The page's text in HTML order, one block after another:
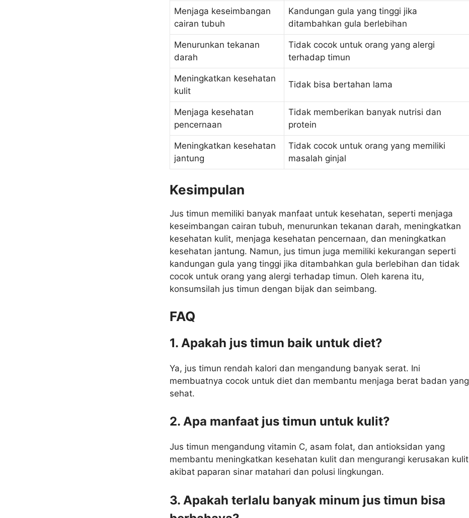
Menjaga keseimbangan
cairan tubuh
Kandungan gula yang tinggi jika
ditambahkan gula berlebihan
Menurunkan tekanan
darah
Tidak cocok untuk orang yang alergi
terhadap timun
Meningkatkan kesehatan
kulit
Tidak bisa bertahan lama
Menjaga kesehatan
pencernaan
Tidak memberikan banyak nutrisi dan
protein
Meningkatkan kesehatan
jantung
Tidak cocok untuk orang yang memiliki
masalah ginjal
Kesimpulan
Jus timun memiliki banyak manfaat untuk kesehatan, seperti menjaga
keseimbangan cairan tubuh, menurunkan tekanan darah, meningkatkan
kesehatan kulit, menjaga kesehatan pencernaan, dan meningkatkan
kesehatan jantung. Namun, jus timun juga memiliki kekurangan seperti
kandungan gula yang tinggi jika ditambahkan gula berlebihan dan tidak
cocok untuk orang yang alergi terhadap timun. Oleh karena itu,
konsumsilah jus timun dengan bijak dan seimbang.
FAQ
1. Apakah jus timun baik untuk diet?
Ya, jus timun rendah kalori dan mengandung banyak serat. Ini
membuatnya cocok untuk diet dan membantu menjaga berat badan yang
sehat.
2. Apa manfaat jus timun untuk kulit?
Jus timun mengandung vitamin C, asam folat, dan antioksidan yang
membantu meningkatkan kesehatan kulit dan mengurangi kerusakan kulit
akibat paparan sinar matahari dan polusi lingkungan.
3. Apakah terlalu banyak minum jus timun bisa